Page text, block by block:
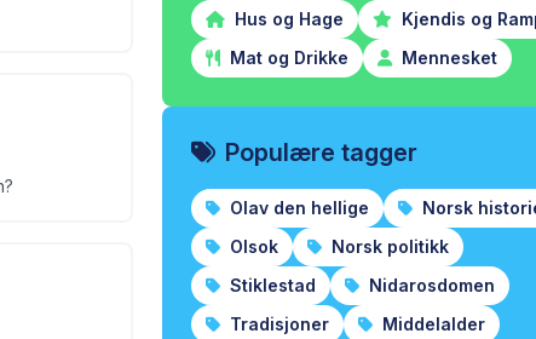
Hus og Hage
Kjendis og
Mat og Drikke
Mennesket
Populære tagger
Olav den hellige
Norsk
Olsok
Norsk politikk
Stiklestad
Nidarosdomen
Tradisjoner
Middelalder